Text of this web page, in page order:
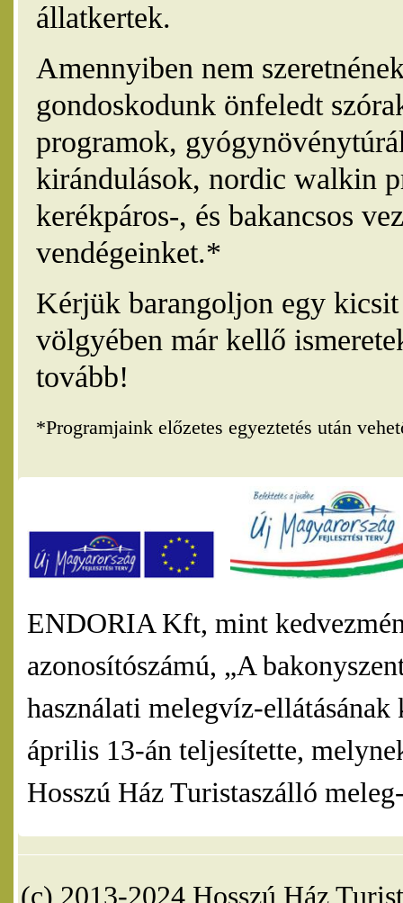
állatkertek.
Amennyiben nem
gondoskodunk önfeledt
programok,
kirándulások, nordic walkin
kerékpáros-, és bakancsos
vendégeinket.*
Kérjük barangoljon egy
völgyében már kellő
tovább!
*Programjaink előzetes egyeztetés után
ENDORIA Kft, mint
azonosítószámú, „A
használati melegvíz-
április 13-án teljesítette,
Hosszú Ház Turistaszálló
(c) 2013-2024 Hosszú Ház